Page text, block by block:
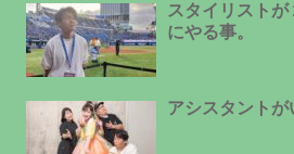
スタイリスト
にやる事。
アシスタントが